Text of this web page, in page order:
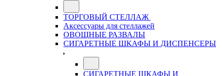
ТОРГОВЫЙ СТЕЛЛАЖ
Аксессуары для стеллажей
ОВОЩНЫЕ РАЗВАЛЫ
СИГАРЕТНЫЕ ШКАФЫ И ДИСПЕНСЕРЫ
СИГАРЕТНЫЕ ШКАФЫ И